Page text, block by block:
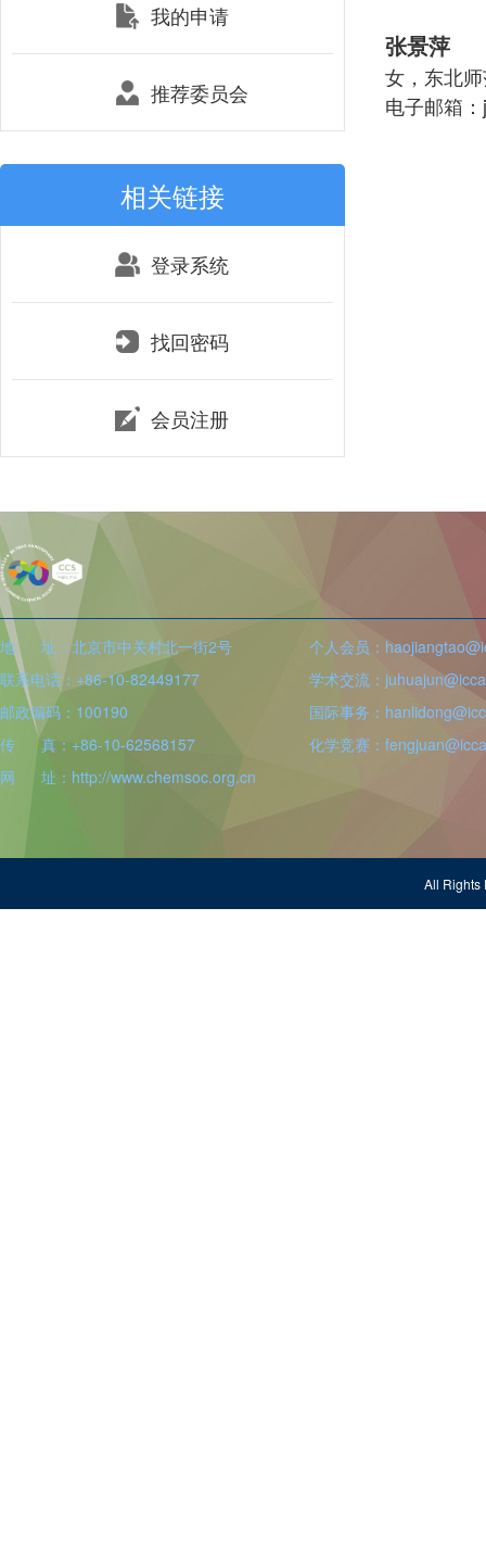
我的申请
推荐委员会
相关链接
登录系统
找回密码
会员注册
张景萍
女，东北
电子邮箱
地 址：北京市中关村北一街2号
联系电话：+86-10-82449177
邮政编码：100190
传 真：+86-10-62568157
网 址：http://www.chemsoc.org.cn
个人会员：
学术交流：
国际事务：
化学竞赛：
All Rights